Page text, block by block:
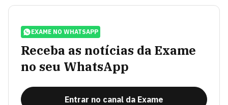
EXAME NO WHATSAPP
Receba as notícias da Exame
no seu WhatsApp
Entrar no canal da Exame